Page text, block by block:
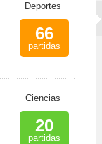
Deportes
66
partidas
Ciencias
20
partidas